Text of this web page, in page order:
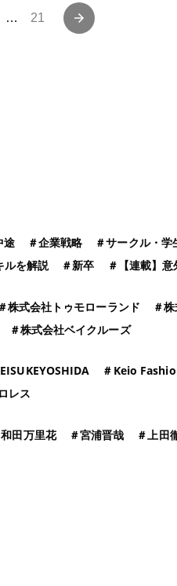
… 21
途 ＃企業戦略 ＃サークル・学
ルを解説 ＃新卒 ＃ 【連載】
＃株式会社トゥモローランド ＃
＃株式会社ベイクルーズ
＃ Keio
レス
和田万里花 ＃宮浦晋哉 ＃上田